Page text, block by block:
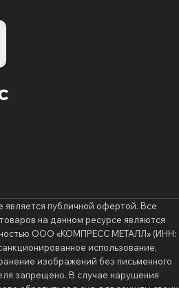
публичной офертой. Все
на данном ресурсе являются
ООО «КОМПРЕСС МЕТАЛЛ» (ИНН:
использование,
изображений без письменного
запрещено. В случае нарушения